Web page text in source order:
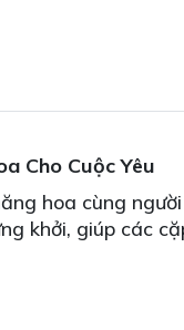
Cho Cuộc Yêu
hoa cùng
khởi, giúp các